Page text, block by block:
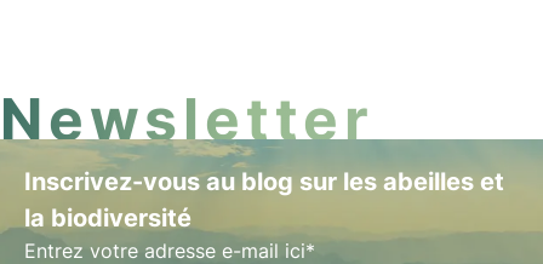
Newsletter
Inscrivez-vous au blog sur les abeilles et
la biodiversité
Entrez votre adresse e-mail ici*